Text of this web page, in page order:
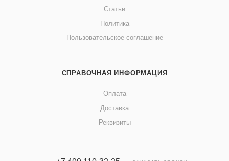
Статьи
Политика
Пользовательское соглашение
СПРАВОЧНАЯ ИНФОРМАЦИЯ
Оплата
Доставка
Реквизиты